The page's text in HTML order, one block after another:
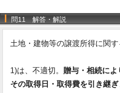
問11 解答・解説
土地・建物等の譲渡所得に関す
1)は、不適切。 贈与・相続によ
その取得日・取得費を引き継